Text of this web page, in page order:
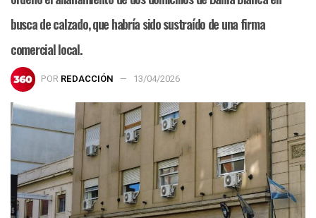
busca de calzado, que habría sido sustraído de una firma
comercial local.
POR REDACCIÓN 13/04/2026